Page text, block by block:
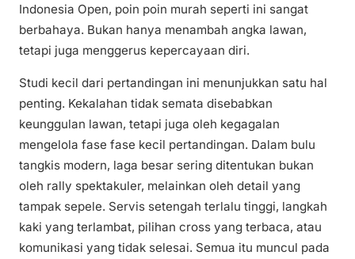
Indonesia Open, poin poin murah seperti ini sangat
berbahaya. Bukan hanya menambah angka lawan,
tetapi juga menggerus kepercayaan diri.
Studi kecil dari pertandingan ini menunjukkan satu hal
penting. Kekalahan tidak semata disebabkan
keunggulan lawan, tetapi juga oleh kegagalan
mengelola fase fase kecil pertandingan. Dalam bulu
tangkis modern, laga besar sering ditentukan bukan
oleh rally spektakuler, melainkan oleh detail yang
tampak sepele. Servis setengah terlalu tinggi, langkah
kaki yang terlambat, pilihan cross yang terbaca, atau
komunikasi yang tidak selesai. Semua itu muncul pada